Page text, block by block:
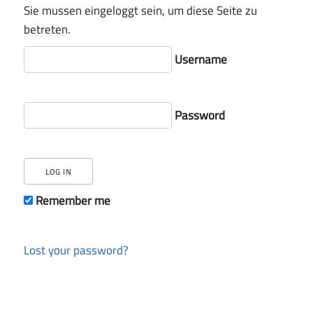
Sie mussen eingeloggt sein, um diese Seite zu
betreten.
Username
Password
Remember me
Lost your password?